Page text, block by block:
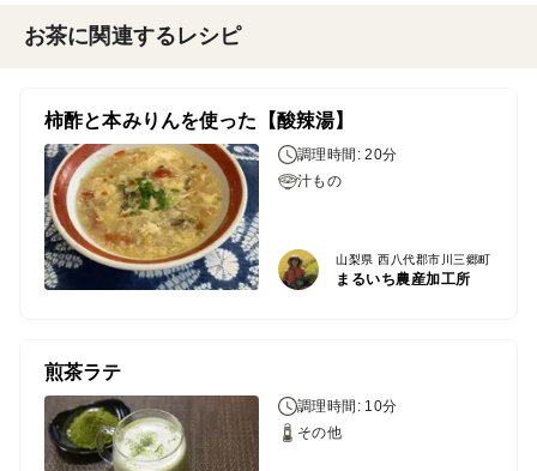
お茶に関連するレシピ
柿酢と本みりんを使った【酸辣湯】
調理時間: 20分
汁もの
山梨県 西八代郡市川三郷町
まるいち農産加工所
煎茶ラテ
調理時間: 10分
その他